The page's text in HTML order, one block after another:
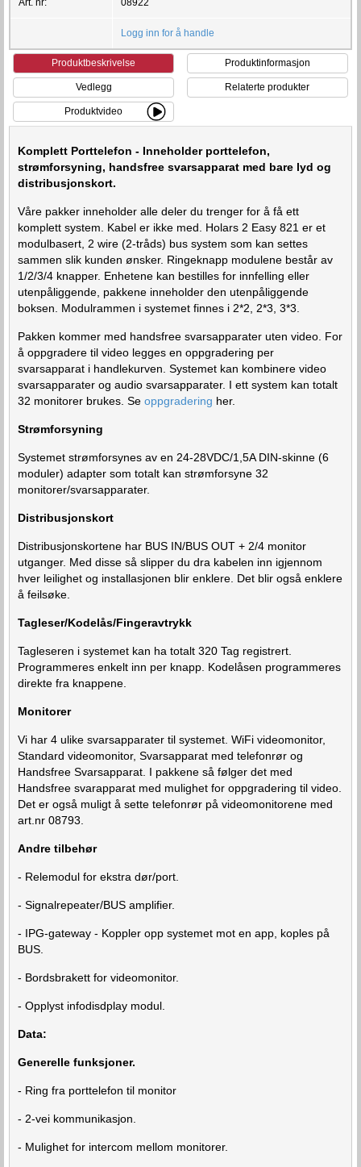
Logg inn for å handle
Produktbeskrivelse Produktinformasjon
Vedlegg Relaterte produkter
Produktvideo
Komplett Porttelefon - Inneholder porttelefon,
strømforsyning, handsfree svarsapparat med bare lyd og
distribusjonskort.
Våre pakker inneholder alle deler du trenger for å få ett
komplett system. Kabel er ikke med. Holars 2 Easy 821 er et
modulbasert, 2 wire (2-tråds) bus system som kan settes
sammen slik kunden ønsker. Ringeknapp modulene består av
1/2/3/4 knapper. Enhetene kan bestilles for innfelling eller
utenpåliggende, pakkene inneholder den utenpåliggende
boksen. Modulrammen i systemet finnes i 2*2, 2*3, 3*3.
Pakken kommer med handsfree svarsapparater uten video. For
å oppgradere til video legges en oppgradering per
svarsapparat i handlekurven. Systemet kan kombinere video
svarsapparater og audio svarsapparater. I ett system kan totalt
32 monitorer brukes. Se oppgradering her.
Strømforsyning
Systemet strømforsynes av en 24-28VDC/1,5A DIN-skinne (6
moduler) adapter som totalt kan strømforsyne 32
monitorer/svarsapparater.
Distribusjonskort
Distribusjonskortene har BUS IN/BUS OUT + 2/4 monitor
utganger. Med disse så slipper du dra kabelen inn igjennom
hver leilighet og installasjonen blir enklere. Det blir også enklere
å feilsøke.
Tagleser/Kodelås/Fingeravtrykk
Tagleseren i systemet kan ha totalt 320 Tag registrert.
Programmeres enkelt inn per knapp. Kodelåsen programmeres
direkte fra knappene.
Monitorer
Vi har 4 ulike svarsapparater til systemet. WiFi videomonitor,
Standard videomonitor, Svarsapparat med telefonrør og
Handsfree Svarsapparat. I pakkene så følger det med
Handsfree svarapparat med mulighet for oppgradering til video.
Det er også muligt å sette telefonrør på videomonitorene med
art.nr 08793.
Andre tilbehør
- Relemodul for ekstra dør/port.
- Signalrepeater/BUS amplifier.
- IPG-gateway - Koppler opp systemet mot en app, koples på
BUS.
- Bordsbrakett for videomonitor.
- Opplyst infodisdplay modul.
Data:
Generelle funksjoner.
- Ring fra porttelefon til monitor
- 2-vei kommunikasjon.
- Mulighet for intercom mellom monitorer.